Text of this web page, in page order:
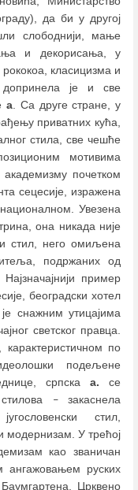
да би у другој
слободнији, мање
и декорисања, у
класицизма и
допринела је и све
а. Са друге стране, у
приватних кућа,
стила, све чешће
мотивима
почетком
сецесије, изражена
Увезена
она никада није
стил, него омиљена
подржаних од
пример
београдски хотел
снажним утицајима
светског правца.
по
подељене
српска а. се
–закаснела
стил,
модернизам. У трећој
као званичан
ангажовањем руских
Црквено